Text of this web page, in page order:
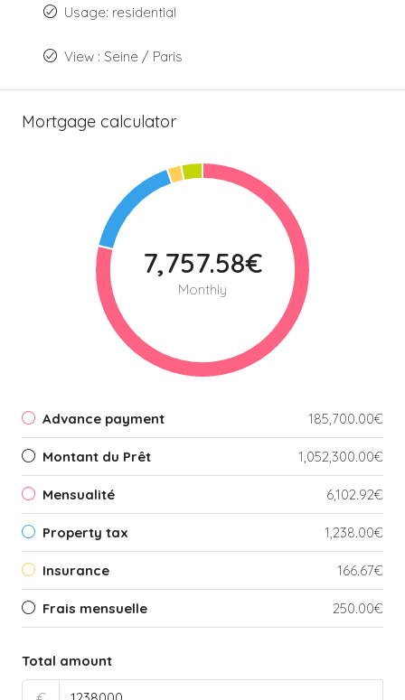
Usage: residential
View : Seine / Paris
Mortgage calculator
7,757.58€
Monthly
Advance payment 185,700.00€
Montant du Prêt 1,052,300.00€
Mensualité 6,102.92€
Property tax 1,238.00€
Insurance 166.67€
Frais mensuelle 250.00€
Total amount